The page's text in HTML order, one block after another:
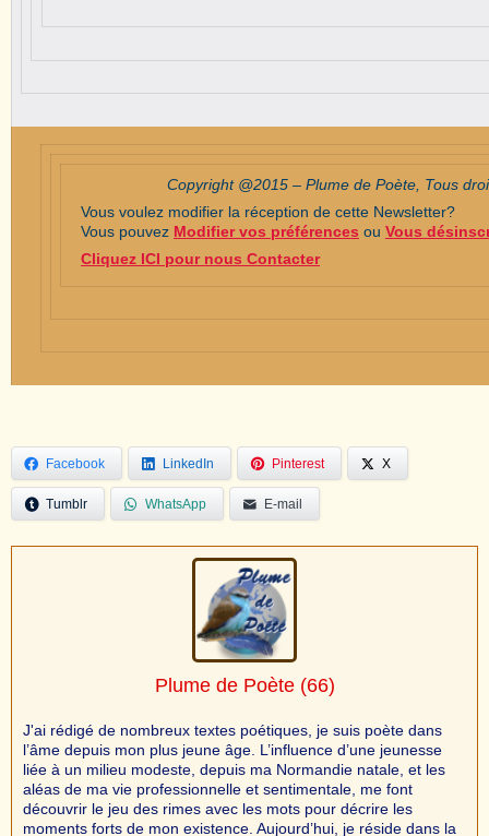
Copyright @2015 – Plume de Poète, Tous
Vous voulez modifier la réception de cette Newsletter?
Vous pouvez Modifier vos préférences ou Vous
Cliquez ICI pour nous Contacter
Facebook LinkedIn Pinterest X
Tumblr WhatsApp E-mail
Plume de Poète(66)
J'ai rédigé de nombreux textes poétiques, je suis poète dans
l’âme depuis mon plus jeune âge. L’influence d’une jeunesse
liée à un milieu modeste, depuis ma Normandie natale, et les
aléas de ma vie professionnelle et sentimentale, me font
découvrir le jeu des rimes avec les mots pour décrire les
moments forts de mon existence. Aujourd’hui, je réside dans la